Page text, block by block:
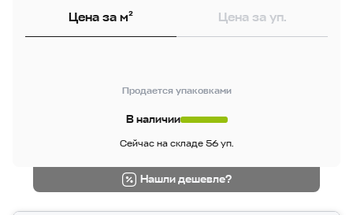
Цена за м² Цена за уп.
Продается упаковками
В наличии
Сейчас на складе 56 уп.
Нашли дешевле?